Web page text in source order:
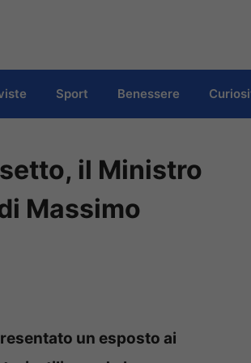
Sport Benessere
il Ministro
Massimo
un esposto ai